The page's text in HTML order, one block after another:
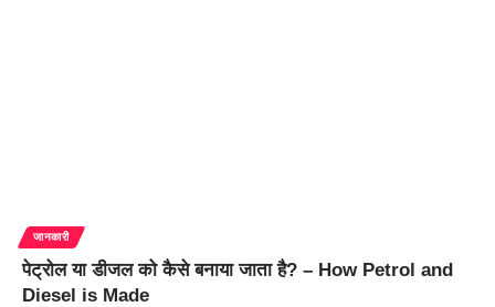
जानकारी
पेट्रोल या डीजल को कैसे बनाया जाता है? – How Petrol and
Diesel is Made